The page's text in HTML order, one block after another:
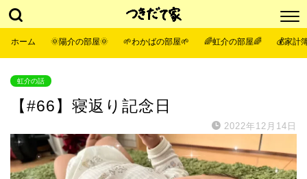
ホーム 🌞陽介の部屋🌞 🌱わかばの部屋🌱 🌈虹介の部屋🌈 💰家計
虹介の話
【#66】寝返り記念日
2022年12月14日